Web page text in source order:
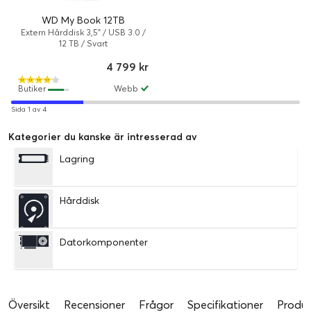
WD My Book 12TB
Extern Hårddisk 3,5" / USB 3.0 /
12 TB / Svart
4 799 kr
Webb
Butiker
Sida 1 av 4
Kategorier du kanske är intresserad av
Lagring
Hårddisk
Datorkomponenter
Översikt Recensioner Frågor Specifikationer